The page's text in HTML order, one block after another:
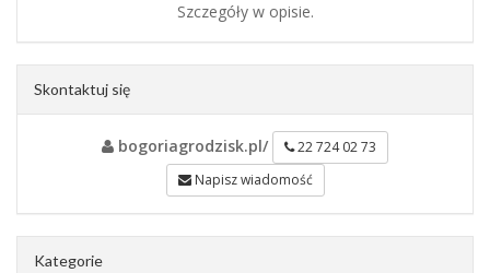
Szczegóły w opisie.
Skontaktuj się
bogoriagrodzisk.pl/
22 724 02 73
Napisz wiadomość
Kategorie